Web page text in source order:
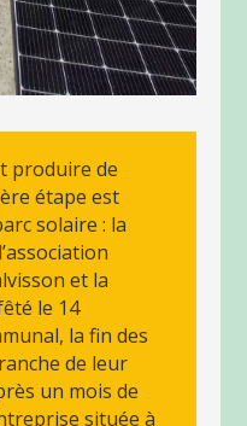
produire de
étape est
solaire : la
et la
le 14
la fin des
de leur
un mois de
située à